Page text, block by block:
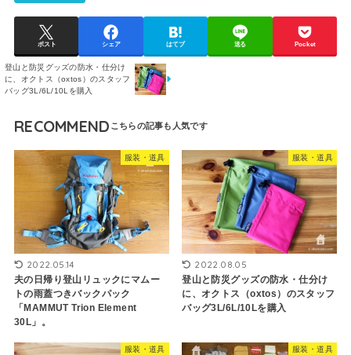
ポスト シェア はてブ 送る Pocket
登山と防災グッズの防水・仕分け
に、オクトス（oxtos）のスタッフ
バッグ3L/6L/10Lを購入
RECOMMEND
服装・道具
2022.05.14
夫の日帰り登山リュックにマムー
トの雨蓋つきバックパック
「MAMMUT Trion Element
30L」。
服装・道具
2022.08.05
登山と防災グッズの防水・仕分け
に、オクトス（oxtos）のスタッフ
バッグ3L/6L/10Lを購入
服装・道具 服装・道具